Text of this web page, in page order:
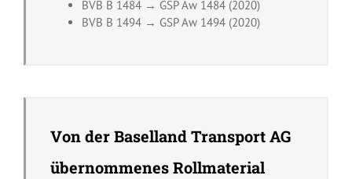
BVB B 1484 → GSP Aw 1484 (2020)
BVB B 1494 → GSP Aw 1494 (2020)
Von der Baselland Transport AG
übernommenes Rollmaterial